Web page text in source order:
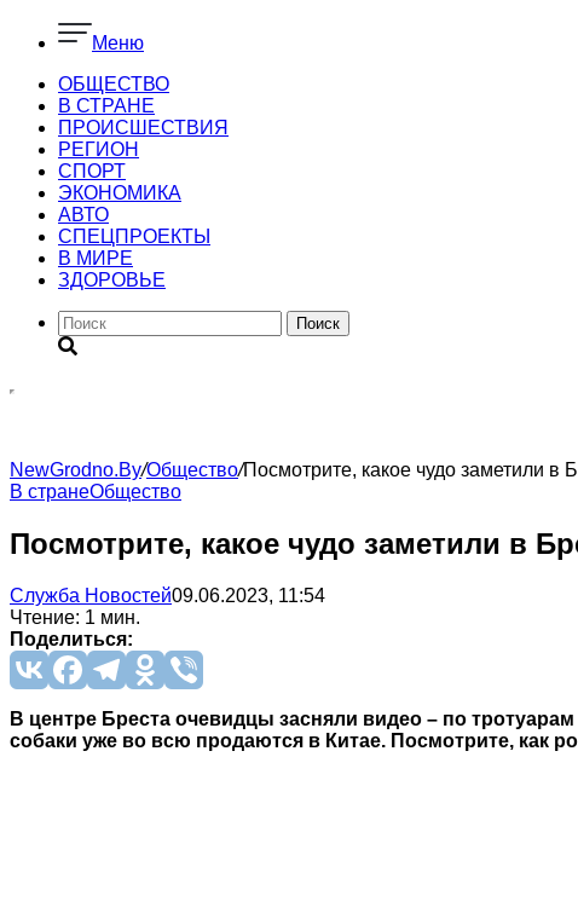
Меню
ОБЩЕСТВО
В СТРАНЕ
ПРОИСШЕСТВИЯ
РЕГИОН
CПОРТ
ЭКОНОМИКА
АВТО
СПЕЦПРОЕКТЫ
В МИРЕ
ЗДОРОВЬЕ
Поиск
NewGrodno.By/Общество/Посмотрите, какое чудо заметили в
В странеОбщество
Посмотрите, какое чудо заметили в
Служба Новостей09.06.2023, 11:54
Чтение: 1 мин.
Поделиться:
В центре Бреста очевидцы засняли видео – по
собаки уже во всю продаются в Китае. Посмотрите, как